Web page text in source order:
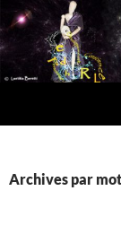
Aller
au
contenu
Archives par